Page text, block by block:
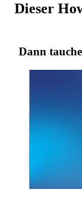
Dieser
Dann